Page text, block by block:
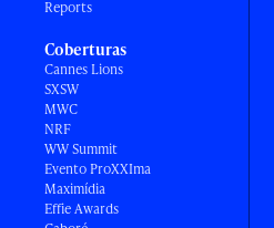
Reports
Coberturas
Cannes Lions
SXSW
MWC
NRF
WW Summit
Evento ProXXIma
Maximídia
Effie Awards